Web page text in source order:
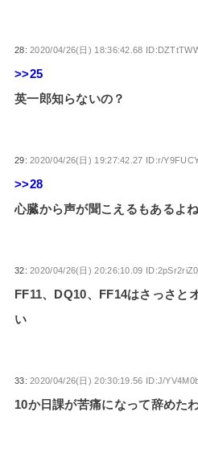
28:2020/04/26(日) 18:36:42.68
>>25
英一郎知らないの？
29:2020/04/26(日) 19:27:42.27 ID:r/
>>28
心臓から声が聞こえるもあるよね
32:2020/04/26(日) 20:26:10.09 ID:2pSr2riZ0
FF11、DQ10、FF14はさっさと
い
33:2020/04/26(日) 20:30:19.56 ID:J/
10か日課が苦痛になって辞めた